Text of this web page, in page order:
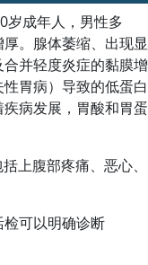
岁成年人，男性多
。腺体萎缩、出现显
并轻度炎症的黏膜增
胃病）导致的低蛋白
病发展，胃酸和胃蛋
上腹部疼痛、恶心、
可以明确诊断